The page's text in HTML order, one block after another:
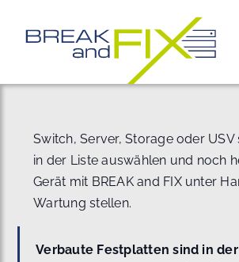
springen
Switch, Server, Storage oder
in der Liste auswählen und noch
Gerät mit BREAK and FIX unter
Wartung stellen.
Verbaute Festplatten sind in der